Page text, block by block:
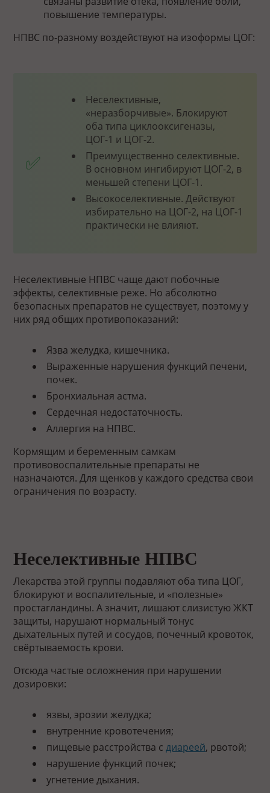
повышение температуры.
НПВС по-разному воздействуют на изоформы ЦОГ:
Неселективные,
«неразборчивые». Блокируют
оба типа циклооксигеназы,
ЦОГ-1 и ЦОГ-2.
Преимущественно селективные.
В основном ингибируют ЦОГ-2, в
меньшей степени ЦОГ-1.
Высокоселективные. Действуют
избирательно на ЦОГ-2, на ЦОГ-1
практически не влияют.
Неселективные НПВС чаще дают побочные
эффекты, селективные реже. Но абсолютно
безопасных препаратов не существует, поэтому у
них ряд общих противопоказаний:
Язва желудка, кишечника.
Выраженные нарушения функций печени,
почек.
Бронхиальная астма.
Сердечная недостаточность.
Аллергия на НПВС.
Кормящим и беременным самкам
противовоспалительные препараты не
назначаются. Для щенков у каждого средства свои
ограничения по возрасту.
Неселективные НПВС
Лекарства этой группы подавляют оба типа ЦОГ,
блокируют и воспалительные, и «полезные»
простагландины. А значит, лишают слизистую ЖКТ
защиты, нарушают нормальный тонус
дыхательных путей и сосудов, почечный кровоток,
свёртываемость крови.
Отсюда частые осложнения при нарушении
дозировки:
язвы, эрозии желудка;
внутренние кровотечения;
пищевые расстройства сдиареей, рвотой;
нарушение функций почек;
угнетение дыхания.